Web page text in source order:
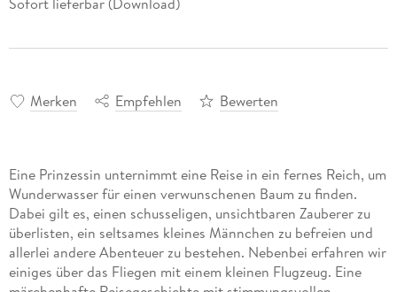
Merken Empfehlen Bewerten
Eine Prinzessin unternimmt eine Reise in ein fernes Reich, um
Wunderwasser für einen verwunschenen Baum zu finden.
Dabei gilt es, einen schusseligen, unsichtbaren Zauberer zu
überlisten, ein seltsames kleines Männchen zu befreien und
allerlei andere Abenteuer zu bestehen. Nebenbei erfahren wir
einiges über das Fliegen mit einem kleinen Flugzeug. Eine